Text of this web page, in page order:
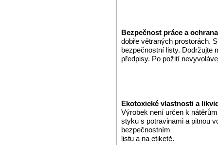
Bezpečnost práce a
dobře větraných prostorách.
bezpečnostní listy. Dodržujte
předpisy. Po požití
Ekotoxické vlastnosti a
Výrobek není určen k
styku s potravinami a pitnou
bezpečnostním
listu a na etiketě.